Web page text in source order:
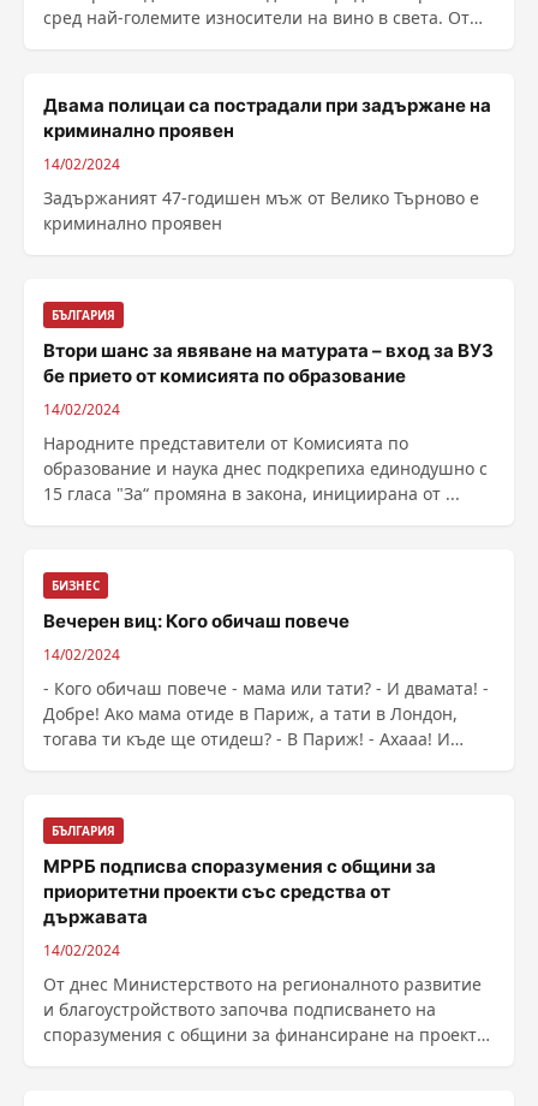
сред най-големите износители на вино в света. От
Двама полицаи са пострадали при задържане на
криминално проявен
14/02/2024
Задържаният 47-годишен мъж от Велико Търново е
криминално проявен
БЪЛГАРИЯ
Втори шанс за явяване на матурата – вход за ВУЗ
бе прието от комисията по образование
14/02/2024
Народните представители от Комисията по
образование и наука днес подкрепиха единодушно с
15 гласа "За“ промяна в закона, инициирана от ...
БИЗНЕС
Вечерен виц: Кого обичаш повече
14/02/2024
- Кого обичаш повече - мама или тати? - И двамата! -
Добре! Ако мама отиде в Париж, а тати в Лондон,
тогава ти къде ще отидеш? - В Париж! - Ахааа! И
БЪЛГАРИЯ
МРРБ подписва споразумения с общини за
приоритетни проекти със средства от
държавата
14/02/2024
От днес Министерството на регионалното развитие
и благоустройството започва подписването на
споразумения с общини за финансиране на проекти,